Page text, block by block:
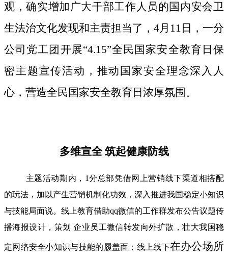
观，确实增加广大干部工作人员的国内安会卫
生法治文化发现和主责担当了，4月11日，一分
公司党工团开展“4.15”全民国家安全教育日保
密主题宣传活动，推动国家安全理念深入人
心，营造全民国家安全教育日浓厚氛围。
多维宣全 筑起健康防线
主题活动期内，1分总部凭借网上营销线下渠道相搭配
的玩法，加以产生营销机制化功效，深入推进我国稳定小知识
与技能局面说。线上教育借助qq微信的工作群发布公告议题传
播海报设计，策划 企业员工微信转发向外扩散，壮大我国稳
定网络安全小知识与技能的履盖面；线上线下在办公场所